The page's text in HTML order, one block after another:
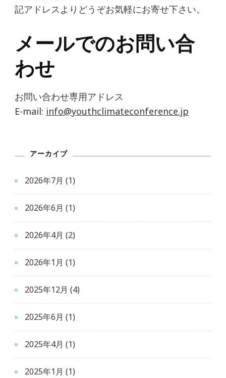
記アドレスよりどうぞお気軽にお寄せ下さい。
メールでのお問い合
わせ
お問い合わせ専用アドレス
E-mail: info@youthclimateconference.jp
アーカイブ
2026年7月 (1)
2026年6月 (1)
2026年4月 (2)
2026年1月 (1)
2025年12月 (4)
2025年6月 (1)
2025年4月 (1)
2025年1月 (1)